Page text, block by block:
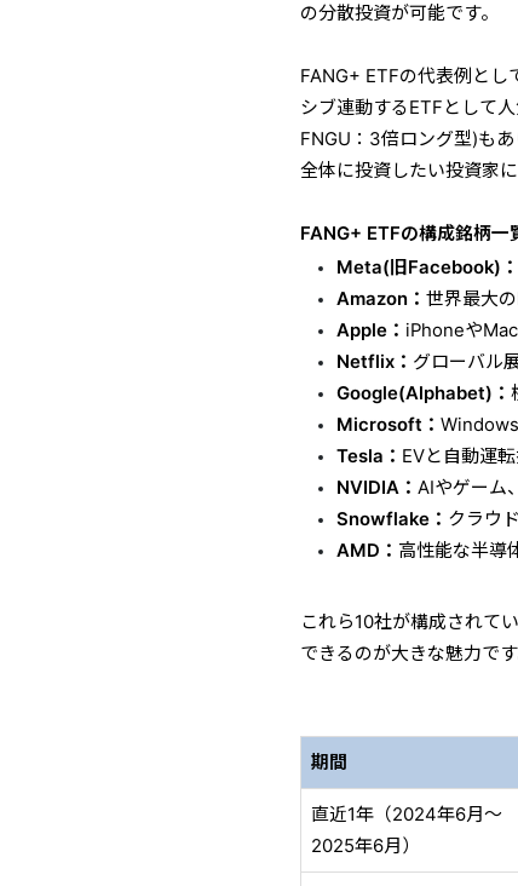
の分散投資が可能です。
FANG+ ETFの代表例とし
シブ連動するETFとして
FNGU：3倍ロング型)も
全体に投資したい投資家
FANG+ ETFの構成銘柄一
Meta(旧Facebook)：
Amazon：世界最大
Apple： iPhoneや
Netflix： グローバル
Google(Alphabet)：
Microsoft：
Tesla： EVと自動運
NVIDIA：AIやゲーム
Snowflake： クラウ
AMD： 高性能な半導
これら10社が構成されて
できるのが大きな魅力です
期間
直近1年（2024年6月〜
2025年6月）